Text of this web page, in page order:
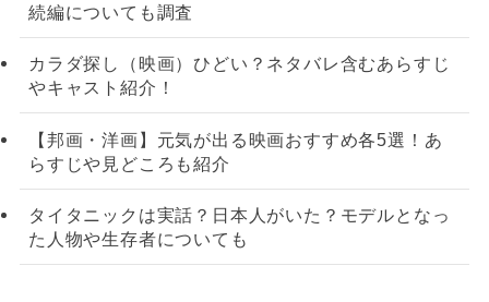
続編についても調査
カラダ探し（映画）ひどい？ネタバレ含むあらすじ
やキャスト紹介！
【邦画・洋画】元気が出る映画おすすめ各5選！あ
らすじや見どころも紹介
タイタニックは実話？日本人がいた？モデルとなっ
た人物や生存者についても